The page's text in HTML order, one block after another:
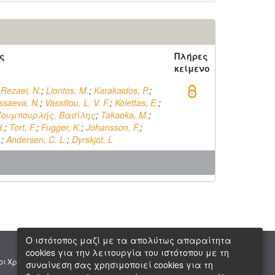
Πλήρες
κείμενο
Rezaei, N.; Liontos, M.; Karakaidos, P.;
N.; Vassiliou, L. V. F.; Kolettas, E.;
Βασίλης; Takaoka, M.;
; Tort, F.; Fugger, K.; Johansson, F.;
;Andersen, C. L.; Dyrskjot, L
Χρήσης| Πνευματική Ιδιοκτησία | Copyright © 2026 ΕΙΕ
Ο ιστότοπος μαζί με τα απολύτως απαραίτητα
cookies για την λειτουργία του ιστότοπου με τη
συναίνεση σας χρησιμοποιεί cookies για τη